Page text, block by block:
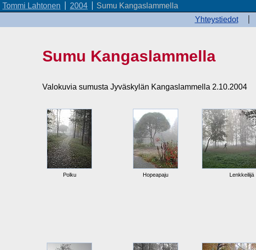
Tommi Lahtonen 2004 Sumu Kangaslammella
Sumu Kangaslammella
Valokuvia sumusta Jyväskylän Kangaslammella 2.10.2004
Polku Hopeapaju Lenkkeilijä
Yhteystiedot